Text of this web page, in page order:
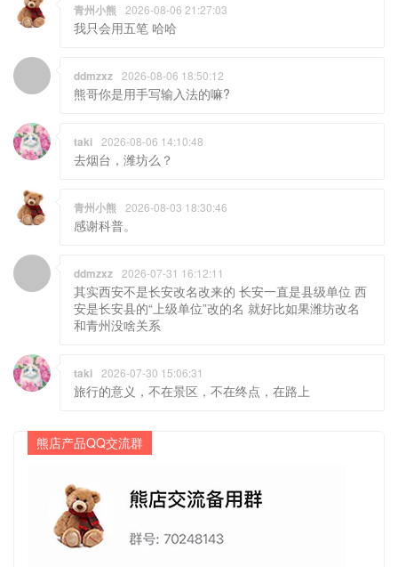
青州小熊 2026-08-06 21:27:03
我只会用五笔 哈哈
ddmzxz 2026-08-06 18:50:12
熊哥你是用手写输入法的嘛?
taki 2026-08-06 14:10:48
去烟台，潍坊么？
青州小熊 2026-08-03 18:30:46
感谢科普。
ddmzxz 2026-07-31 16:12:11
其实西安不是长安改名改来的 长安一直是县级单位 西
安是长安县的“上级单位”改的名 就好比如果潍坊改名
和青州没啥关系
taki 2026-07-30 15:06:31
旅行的意义，不在景区，不在终点，在路上
熊店产品QQ交流群